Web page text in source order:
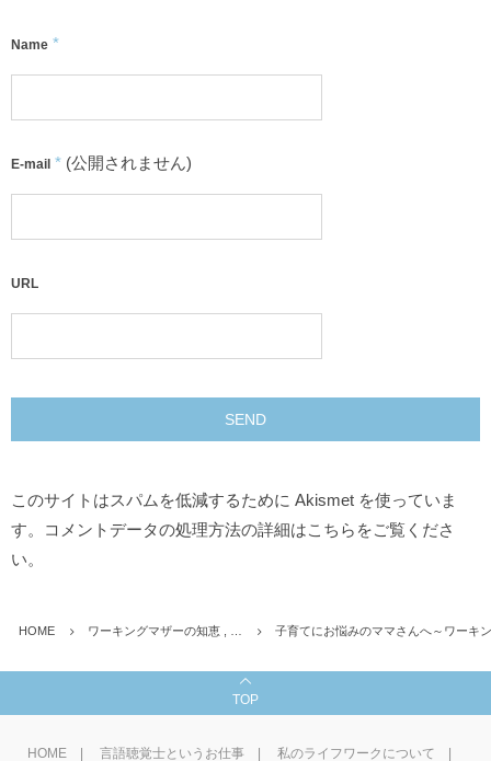
Name *
E-mail * (公開されません)
URL
このサイトはスパムを低減するために Akismet を使っていま
す。
コメントデータの処理方法の詳細はこちらをご覧くださ
い。
HOME ワーキングマザーの知恵 , … 子育てにお悩みのママさんへ～ワーキ
TOP
HOME 言語聴覚士というお仕事 私のライフワークについて